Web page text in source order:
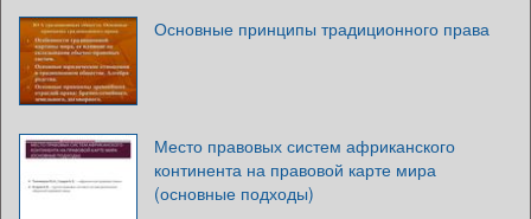
Основные принципы традиционного права
Место правовых систем африканского
континента на правовой карте мира
(основные подходы)